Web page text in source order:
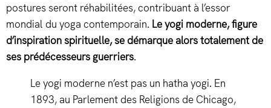
postures seront réhabilitées, contribuant à l’essor
mondial du yoga contemporain. Le yogi moderne, figure
d’inspiration spirituelle, se démarque alors totalement de
ses prédécesseurs guerriers.
Le yogi moderne n’est pas un hatha yogi. En
1893, au Parlement des Religions de Chicago,